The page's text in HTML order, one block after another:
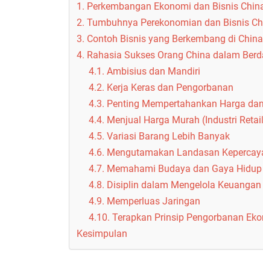
1. Perkembangan Ekonomi dan Bisnis
2. Tumbuhnya Perekonomian dan Bisnis
3. Contoh Bisnis yang Berkembang di China
4. Rahasia Sukses Orang China dalam
4.1. Ambisius dan Mandiri
4.2. Kerja Keras dan Pengorbanan
4.3. Penting Mempertahankan Harga
4.4. Menjual Harga Murah (Industri
4.5. Variasi Barang Lebih Banyak
4.6. Mengutamakan Landasan
4.7. Memahami Budaya dan Gaya
4.8. Disiplin dalam Mengelola Keuangan
4.9. Memperluas Jaringan
4.10. Terapkan Prinsip Pengorbanan
Kesimpulan